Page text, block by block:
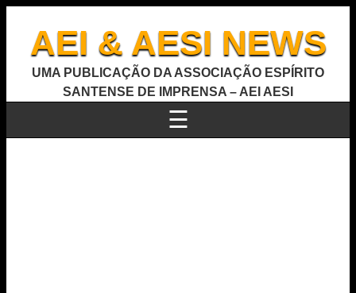
AEI & AESI NEWS
UMA PUBLICAÇÃO DA ASSOCIAÇÃO ESPÍRITO
SANTENSE DE IMPRENSA – AEI AESI
☰